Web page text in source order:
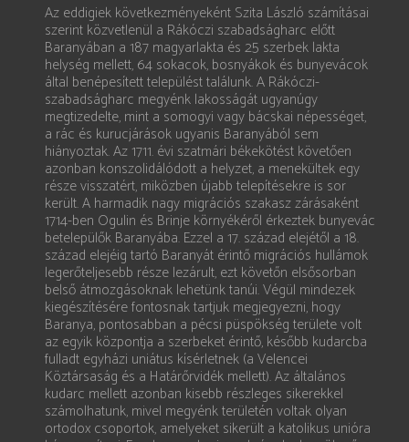
Az eddigiek következményeként Szita László számításai
szerint közvetlenül a Rákóczi szabadságharc előtt
Baranyában a 187 magyarlakta és 25 szerbek lakta
helység mellett, 64 sokacok, bosnyákok és bunyevácok
által benépesített települést találunk. A Rákóczi-
szabadságharc megyénk lakosságát ugyanúgy
megtizedelte, mint a somogyi vagy bácskai népességet,
a rác és kurucjárások ugyanis Baranyából sem
hiányoztak. Az 1711. évi szatmári békekötést követően
azonban konszolidálódott a helyzet, a menekültek egy
része visszatért, miközben újabb telepítésekre is sor
került. A harmadik nagy migrációs szakasz zárásaként
1714-ben Ogulin és Brinje környékéről érkeztek bunyevác
betelepülők Baranyába. Ezzel a 17. század elejétől a 18.
század elejéig tartó Baranyát érintő migrációs hullámok
legerőteljesebb része lezárult, ezt követőn elsősorban
belső átmozgásoknak lehetünk tanúi. Végül mindezek
kiegészítésére fontosnak tartjuk megjegyezni, hogy
Baranya, pontosabban a pécsi püspökség területe volt
az egyik központja a szerbeket érintő, később kudarcba
fulladt egyházi uniátus kísérletnek (a Velencei
Köztársaság és a Határőrvidék mellett). Az általános
kudarc mellett azonban kisebb részleges sikerekkel
számolhatunk, mivel megyénk területén voltak olyan
ortodox csoportok, amelyeket sikerült a katolikus unióra